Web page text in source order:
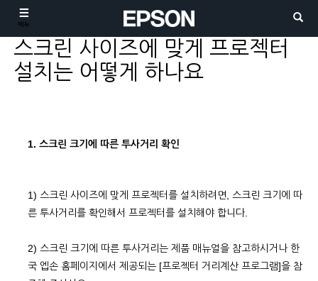
메뉴
스크린 사이즈에 맞게 프로젝터
설치는 어떻게 하나요
1. 스크린 크기에 따른 투사거리 확인
1) 스크린 사이즈에 맞게 프로젝터를 설치하려면, 스크린 크기에 따
른 투사거리를 확인해서 프로젝터를 설치해야 합니다.
2) 스크린 크기에 따른 투사거리는 제품 매뉴얼을 참고하시거나 한
국 엡손 홈페이지에서 제공되는 [프로젝터 거리계산 프로그램]을 참